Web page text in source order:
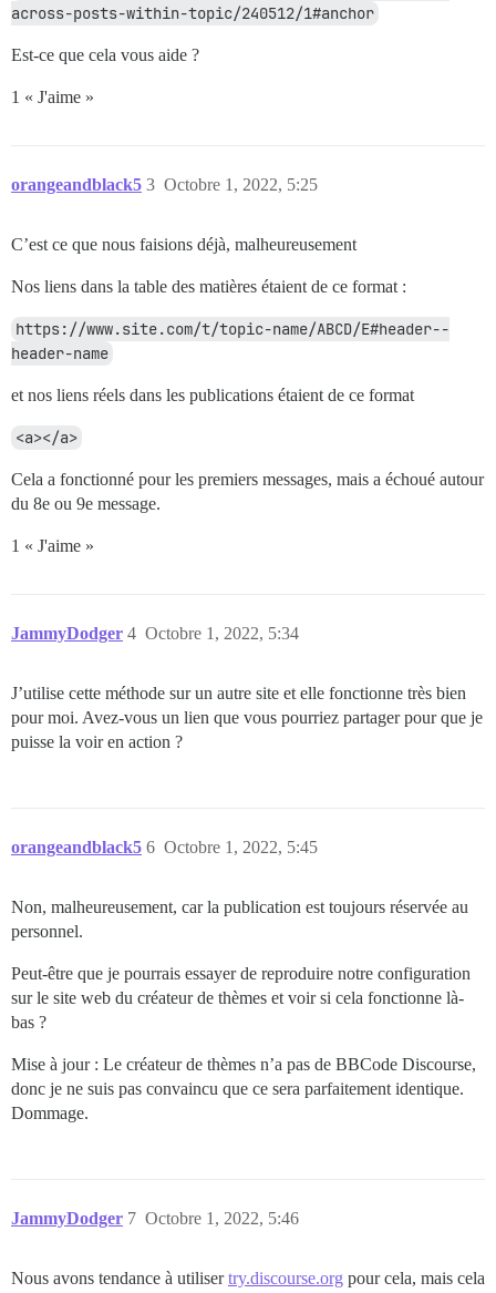
across-posts-within-topic/240512/1#anchor
Est-ce que cela vous aide ?
1 « J'aime »
orangeandblack5 Octobre 1, 2022, 5:25
3
C’est ce que nous faisions déjà, malheureusement
Nos liens dans la table des matières étaient de ce format :
https://www.site.com/t/topic-name/ABCD/E#header--
header-name
et nos liens réels dans les publications étaient de ce format
<a></a>
Cela a fonctionné pour les premiers messages, mais a échoué autour
du 8e ou 9e message.
1 « J'aime »
JammyDodger Octobre 1, 2022, 5:34
4
J’utilise cette méthode sur un autre site et elle fonctionne très bien
pour moi. Avez-vous un lien que vous pourriez partager pour que je
puisse la voir en action ?
orangeandblack5 Octobre 1, 2022, 5:45
6
Non, malheureusement, car la publication est toujours réservée au
personnel.
Peut-être que je pourrais essayer de reproduire notre configuration
sur le site web du créateur de thèmes et voir si cela fonctionne là-
bas ?
Mise à jour : Le créateur de thèmes n’a pas de BBCode Discourse,
donc je ne suis pas convaincu que ce sera parfaitement identique.
Dommage.
JammyDodger Octobre 1, 2022, 5:46
7
Nous avons tendance à utilisertry.discourse.org pour cela, mais cela